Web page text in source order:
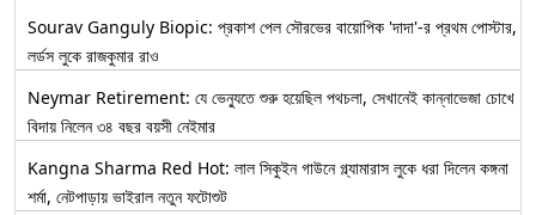
Sourav Ganguly Biopic: প্রকাশ পেল সৌরভের বায়োপিক 'দাদা'-র প্রথম পোস্টার,
লর্ডস লুকে রাজকুমার রাও
Neymar Retirement: যে ভেন্যুতে শুরু হয়েছিল পথচলা, সেখানেই কান্নাভেজা চোখে
বিদায় নিলেন ৩৪ বছর বয়সী নেইমার
Kangna Sharma Red Hot: লাল সিকুইন গাউনে গ্ল্যামারাস লুকে ধরা দিলেন কঙ্গনা
শর্মা, নেটপাড়ায় ভাইরাল নতুন ফটোশুট